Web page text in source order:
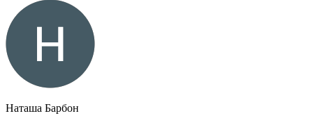
Наташа Барбон